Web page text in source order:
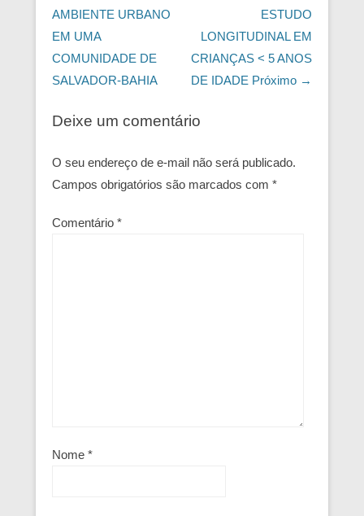
AMBIENTE URBANO
EM UMA
COMUNIDADE DE
SALVADOR-BAHIA
ESTUDO
LONGITUDINAL EM
CRIANÇAS < 5 ANOS
DE IDADE Próximo →
Deixe um comentário
O seu endereço de e-mail não será publicado.
Campos obrigatórios são marcados com *
Comentário *
Nome *